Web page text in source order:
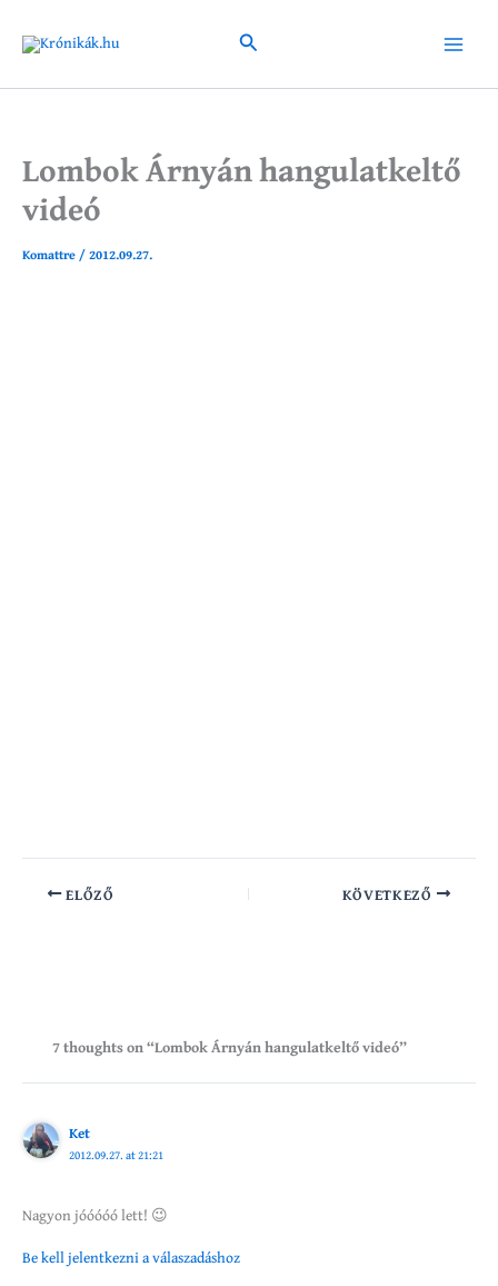
content
Search
Main
Lombok Árnyán hangulatkeltő
videó
Komattre /2012.09.27.
ELŐZŐ KÖVETKEZŐ
7 thoughts on “Lombok Árnyán hangulatkeltő videó”
Ket
2012.09.27. at 21:21
Nagyon jóóóóó lett! 😉
Be kell jelentkezni a válaszadáshoz